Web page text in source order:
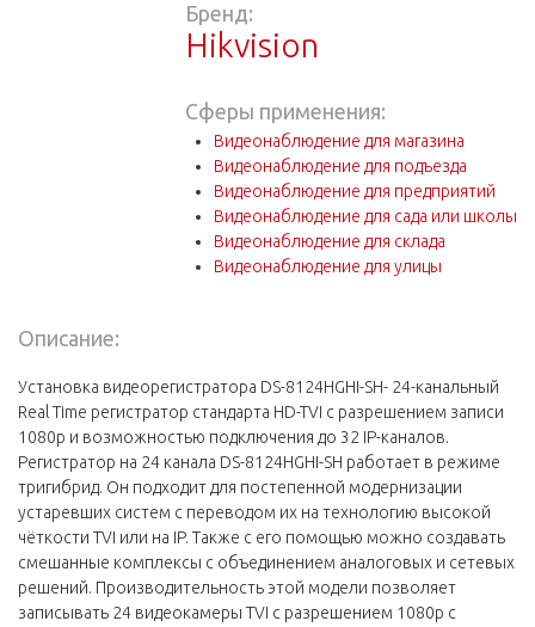
Бренд:
Hikvision
Сферы применения:
Видеонаблюдение для магазина
Видеонаблюдение для подъезда
Видеонаблюдение для предприятий
Видеонаблюдение для сада или школы
Видеонаблюдение для склада
Видеонаблюдение для улицы
Описание:
Установка видеорегистратора DS-8124HGHI-SH- 24-канальный
Real Time регистратор стандарта HD-TVI с разрешением записи
1080p и возможностью подключения до 32 IP-каналов.
Регистратор на 24 канала DS-8124HGHI-SH работает в режиме
тригибрид. Он подходит для постепенной модернизации
устаревших систем с переводом их на технологию высокой
чёткости TVI или на IP. Также с его помощью можно создавать
смешанные комплексы с объединением аналоговых и сетевых
решений. Производительность этой модели позволяет
записывать 24 видеокамеры TVI с разрешением 1080p с